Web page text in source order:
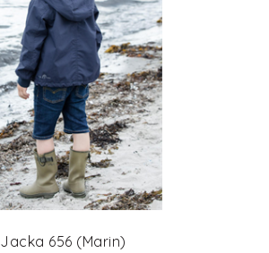
Jacka 656 (Marin)